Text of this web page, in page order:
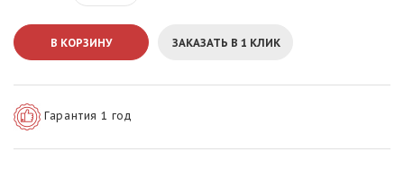
В КОРЗИНУ ЗАКАЗАТЬ В 1 КЛИК
Гарантия 1 год